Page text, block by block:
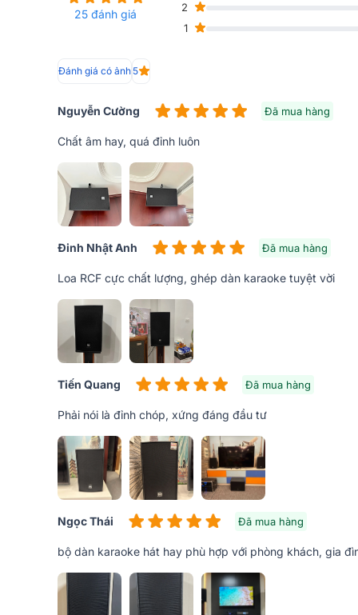
linh hoạt cho các ứng dụng trường gần. Kích thước
cho việc gắn tường bên có tầm nhìn thấp. Phần tần
trình điều khiển nén 1 ”với cụm màng ngăn 1,5” để
số thấp là một loa trầm 10 ”với một cuộn dây giọng nói
Đặc trưng Loa RCF Acustica C 3110-126
- Công nghệ LICC (Bộ phân chia bù kháng thấp)
25 đánh giá
2
1
Đánh giá có ảnh 5
Nguyễn Cường Đã mua hàng
Chất âm hay, quá đỉnh luôn
Đinh Nhật Anh Đã mua hàng
Loa RCF cực chất lượng, ghép dàn karaoke tuyệt vời
Tiến Quang Đã mua hàng
Phải nói là đỉnh chóp, xứng đáng đầu tư
Ngọc Thái Đã mua hàng
bộ dàn karaoke hát hay phù hợp với phòng khách, gia